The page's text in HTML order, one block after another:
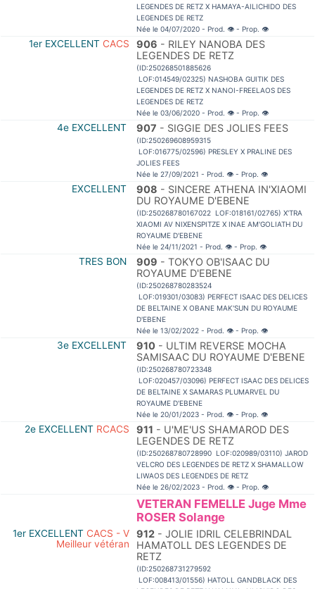
LEGENDES DE RETZ X HAMAYA-AILICHIDO DES
LEGENDES DE RETZ
Née le 04/07/2020 - Prod. 👁 - Prop. 👁
1er EXCELLENT CACS 906 - RILEY NANOBA DES
LEGENDES DE RETZ
(ID:250268501885626
LOF:014549/02325) NASHOBA GUITIK DES
LEGENDES DE RETZ X NANOI-FREELAOS DES
LEGENDES DE RETZ
Née le 03/06/2020 - Prod. 👁 - Prop. 👁
4e EXCELLENT 907 - SIGGIE DES JOLIES FEES
(ID:250269608959315
LOF:016775/02596) PRESLEY X PRALINE DES
JOLIES FEES
Née le 27/09/2021 - Prod. 👁 - Prop. 👁
EXCELLENT 908 - SINCERE ATHENA IN'XIAOMI
DU ROYAUME D'EBENE
(ID:250268780167022 LOF:018161/02765) X'TRA
XIAOMI AV NIXENSPITZE X INAE AM'GOLIATH DU
ROYAUME D'EBENE
Née le 24/11/2021 - Prod. 👁 - Prop. 👁
TRES BON 909 - TOKYO OB'ISAAC DU
ROYAUME D'EBENE
(ID:250268780283524
LOF:019301/03083) PERFECT ISAAC DES DELICES
DE BELTAINE X OBANE MAK'SUN DU ROYAUME
D'EBENE
Née le 13/02/2022 - Prod. 👁 - Prop. 👁
3e EXCELLENT 910 - ULTIM REVERSE MOCHA
SAMISAAC DU ROYAUME D'EBENE
(ID:250268780723348
LOF:020457/03096) PERFECT ISAAC DES DELICES
DE BELTAINE X SAMARAS PLUMARVEL DU
ROYAUME D'EBENE
Née le 20/01/2023 - Prod. 👁 - Prop. 👁
2e EXCELLENT RCACS 911 - U'ME'US SHAMAROD DES
LEGENDES DE RETZ
(ID:250268780728990 LOF:020989/03110) JAROD
VELCRO DES LEGENDES DE RETZ X SHAMALLOW
LIWAOS DES LEGENDES DE RETZ
Née le 26/02/2023 - Prod. 👁 - Prop. 👁
VETERAN FEMELLE Juge Mme
ROSER Solange
1er EXCELLENT CACS - V
Meilleur vétéran
912 - JOLIE IDRIL CELEBRINDAL
HAMATOLL DES LEGENDES DE
RETZ
(ID:250268731279592
LOF:008413/01556) HATOLL GANDBLACK DES